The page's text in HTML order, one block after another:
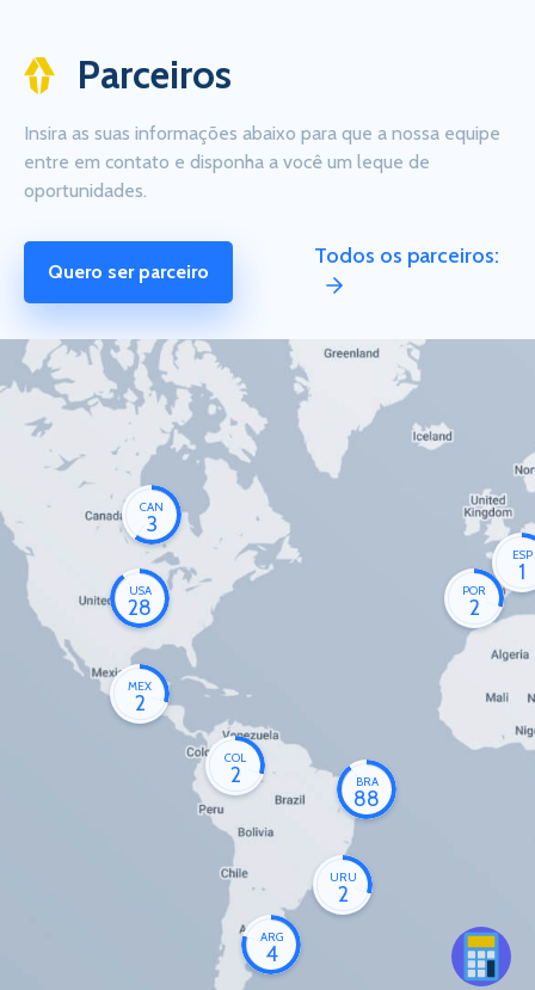
Parceiros
Insira as suas informações abaixo para que a nossa equipe
entre em contato e disponha a você um leque de
oportunidades.
Quero ser parceiro
Todos os parceiros:
CAN
3
USA
28
MEX
2
COL
2 BRA
88
URU
2
ARG
4
POR
2
ESP
1